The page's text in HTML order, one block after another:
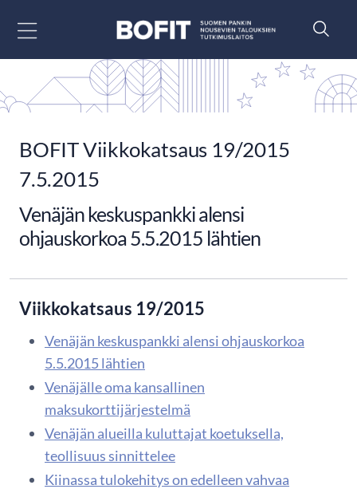
BOFIT Viikkokatsaus 19/2015
7.5.2015
Venäjän keskuspankki alensi
ohjauskorkoa 5.5.2015 lähtien
Viikkokatsaus 19/2015
Venäjän keskuspankki alensi ohjauskorkoa
5.5.2015 lähtien
Venäjälle oma kansallinen
maksukorttijärjestelmä
Venäjän alueilla kuluttajat koetuksella,
teollisuus sinnittelee
Kiinassa tulokehitys on edelleen vahvaa